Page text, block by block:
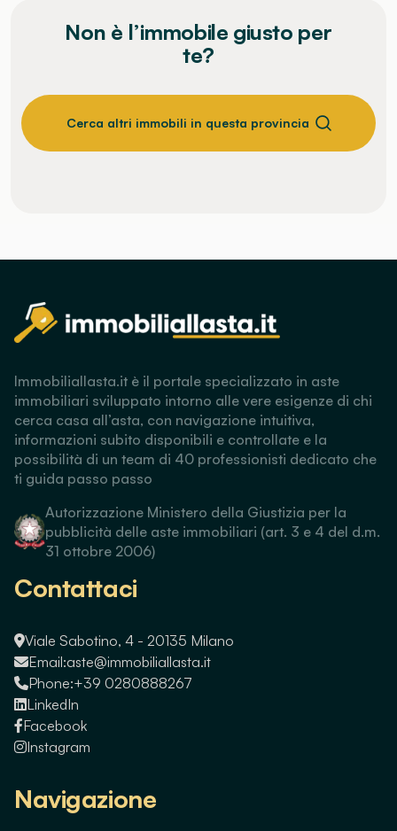
Non è l’immobile giusto per
te?
Cerca altri immobili in questa provincia
Immobiliallasta.it è il portale specializzato in aste
immobiliari sviluppato intorno alle vere esigenze di chi
cerca casa all’asta, con navigazione intuitiva,
informazioni subito disponibili e controllate e la
possibilità di un team di 40 professionisti dedicato che
ti guida passo passo
Autorizzazione Ministero della Giustizia per la
pubblicità delle aste immobiliari (art. 3 e 4 del d.m.
31 ottobre 2006)
Contattaci
Viale Sabotino, 4 - 20135 Milano
Email:aste@immobiliallasta.it
Phone:+39 0280888267
LinkedIn
Facebook
Instagram
Navigazione